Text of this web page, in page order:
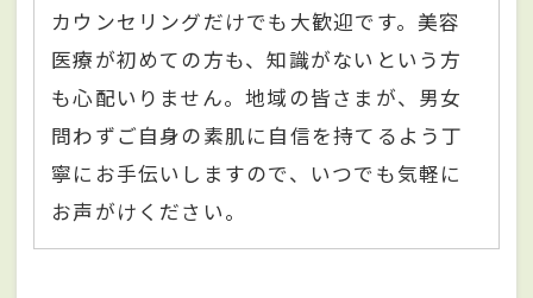
カウンセリングだけでも大歓迎です。美容
医療が初めての方も、知識がないという方
も心配いりません。地域の皆さまが、男女
問わずご自身の素肌に自信を持てるよう丁
寧にお手伝いしますので、いつでも気軽に
お声がけください。